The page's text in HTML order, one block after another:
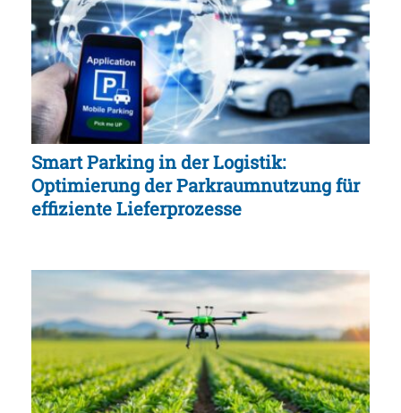
Smart Parking in der Logistik:
Optimierung der Parkraumnutzung für
effiziente Lieferprozesse